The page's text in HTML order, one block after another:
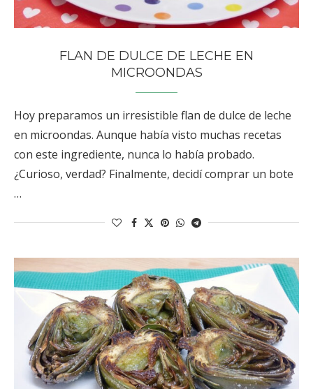
FLAN DE DULCE DE LECHE EN
MICROONDAS
Hoy preparamos un irresistible flan de dulce de leche
en microondas. Aunque había visto muchas recetas
con este ingrediente, nunca lo había probado.
¿Curioso, verdad? Finalmente, decidí comprar un bote
…